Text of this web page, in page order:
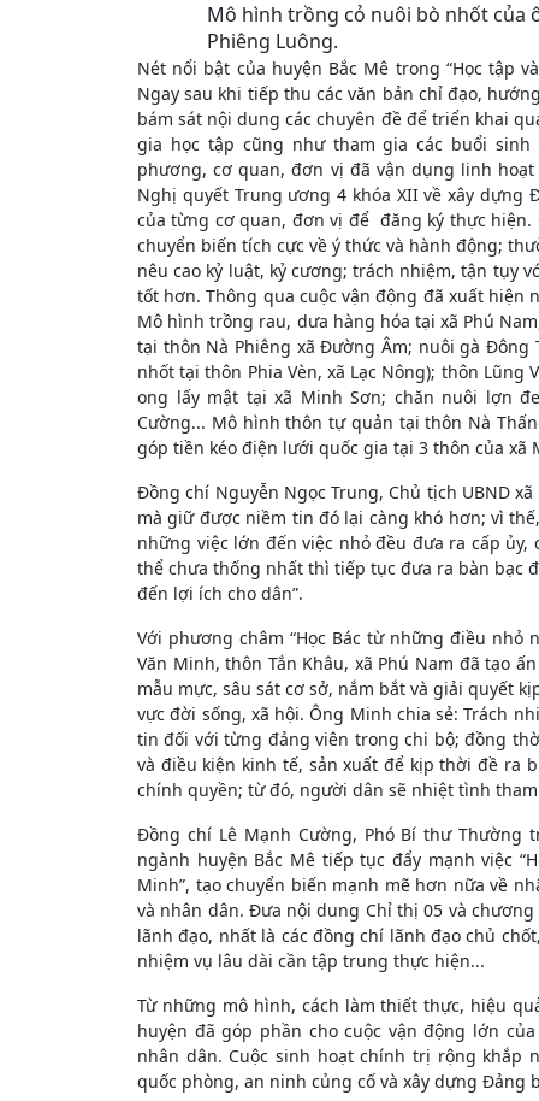
Mô hình trồng cỏ nuôi bò nhốt của
Phiêng Luông.
Nét nổi bật của huyện Bắc Mê trong “Học tập
Ngay sau khi tiếp thu các văn bản chỉ đạo,
bám sát nội dung các chuyên đề để triển khai
gia học tập cũng như tham gia các buổi
phương, cơ quan, đơn vị đã vận dụng linh
Nghị quyết Trung ương 4 khóa XII về xây
của từng cơ quan, đơn vị để đăng ký thực hiện.
chuyển biến tích cực về ý thức và hành động;
nêu cao kỷ luật, kỷ cương; trách nhiệm, tận tụy
tốt hơn. Thông qua cuộc vận động đã xuất
Mô hình trồng rau, dưa hàng hóa tại xã Phú
tại thôn Nà Phiêng xã Đường Âm; nuôi gà
nhốt tại thôn Phia Vèn, xã Lạc Nông); thôn Lũng
ong lấy mật tại xã Minh Sơn; chăn nuôi lợn
Cường... Mô hình thôn tự quản tại thôn Nà
góp tiền kéo điện lưới quốc gia tại 3 thôn của xã
Đồng chí Nguyễn Ngọc Trung, Chủ tịch UBND
mà giữ được niềm tin đó lại càng khó hơn; vì
những việc lớn đến việc nhỏ đều đưa ra cấp
thể chưa thống nhất thì tiếp tục đưa ra bàn bạc
đến lợi ích cho dân”.
Với phương châm “Học Bác từ những điều nhỏ
Văn Minh, thôn Tắn Khâu, xã Phú Nam đã tạo
mẫu mực, sâu sát cơ sở, nắm bắt và giải quyết
vực đời sống, xã hội. Ông Minh chia sẻ: Trách
tin đối với từng đảng viên trong chi bộ; đồng
và điều kiện kinh tế, sản xuất để kịp thời đề ra
chính quyền; từ đó, người dân sẽ nhiệt tình
Đồng chí Lê Mạnh Cường, Phó Bí thư Thường
ngành huyện Bắc Mê tiếp tục đẩy mạnh việc
Minh”, tạo chuyển biến mạnh mẽ hơn nữa về
và nhân dân. Đưa nội dung Chỉ thị 05 và
lãnh đạo, nhất là các đồng chí lãnh đạo chủ
nhiệm vụ lâu dài cần tập trung thực hiện...
Từ những mô hình, cách làm thiết thực, hiệu
huyện đã góp phần cho cuộc vận động lớn
nhân dân. Cuộc sinh hoạt chính trị rộng khắp
quốc phòng, an ninh củng cố và xây dựng Đảng